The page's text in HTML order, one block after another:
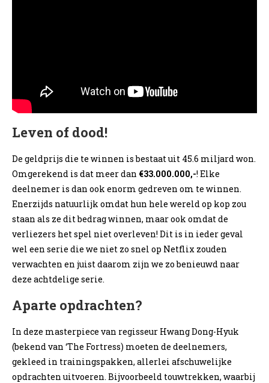
Leven of dood!
De geldprijs die te winnen is bestaat uit 45.6 miljard won.
Omgerekend is dat meer dan €33.000.000,-! Elke
deelnemer is dan ook enorm gedreven om te winnen.
Enerzijds natuurlijk omdat hun hele wereld op kop zou
staan als ze dit bedrag winnen, maar ook omdat de
verliezers het spel niet overleven! Dit is in ieder geval
wel een serie die we niet zo snel op Netflix zouden
verwachten en juist daarom zijn we zo benieuwd naar
deze achtdelige serie.
Aparte opdrachten?
In deze masterpiece van regisseur Hwang Dong-Hyuk
(bekend van ‘The Fortress) moeten de deelnemers,
gekleed in trainingspakken, allerlei afschuwelijke
opdrachten uitvoeren. Bijvoorbeeld touwtrekken, waarbij